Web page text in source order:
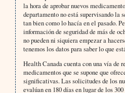
la hora de aprobar nuevos
departamento no está supervisando la
tan bien como lo hacía en el pasado.
información de seguridad de más de
no pueden ni siquiera empezar a
tenemos los datos para saber lo que
Health Canada cuenta con una vía de
medicamentos que se supone que
significativas. Las solicitudes de los
evalúan en 180 días en lugar de los